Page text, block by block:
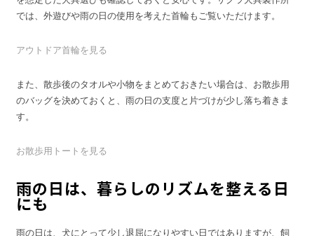
では、外遊びや雨の日の使用を考えた首輪もご覧いただけます。
アウトドア首輪を見る
また、散歩後のタオルや小物をまとめておきたい場合は、お散歩用
のバッグを決めておくと、雨の日の支度と片づけが少し落ち着きま
す。
お散歩用トートを見る
雨の日は、暮らしのリズムを整える日
にも
雨の日は、犬にとって少し退屈になりやすい日ではありますが、飼